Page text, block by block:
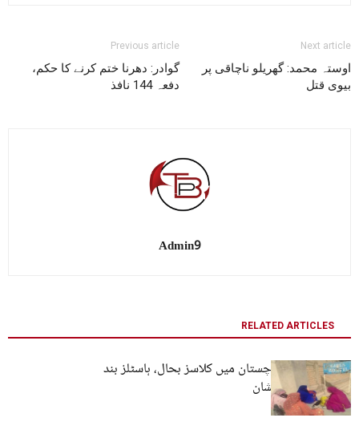
Previous article
گوادر: دھرنا ختم کرنے کا حکم،
دفعہ 144 نافذ
Next article
اوستہ محمد: گھریلو ناچاقی پر
بیوی قتل
Admin9
RELATED ARTICLES
کوئٹہ: جامعہ بلوچستان میں کلاسز بحال، ہاسٹلز بند
ہونے پر طلبہ پریشان